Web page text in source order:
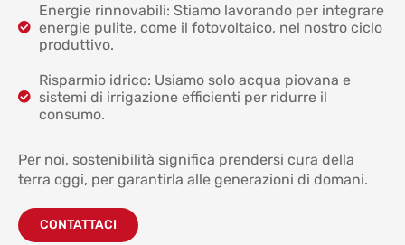
Energie rinnovabili: Stiamo lavorando per integrare
energie pulite, come il fotovoltaico, nel nostro ciclo
produttivo.
Risparmio idrico: Usiamo solo acqua piovana e
sistemi di irrigazione efficienti per ridurre il
consumo.
Per noi, sostenibilità significa prendersi cura della
terra oggi, per garantirla alle generazioni di domani.
CONTATTACI